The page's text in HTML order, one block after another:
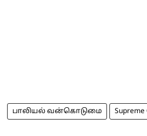
பாலியல் வன்கொடுமை Supreme